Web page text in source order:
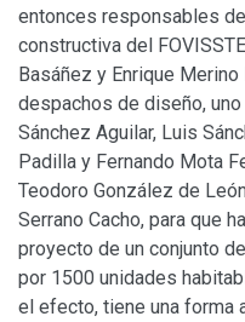
entonces responsables
constructiva del
Basáñez y Enrique
despachos de diseño,
Sánchez Aguilar, Luis
Padilla y Fernando Mota
Teodoro González de
Serrano Cacho, para que
proyecto de un conjunto
por 1500 unidades
el efecto, tiene una forma